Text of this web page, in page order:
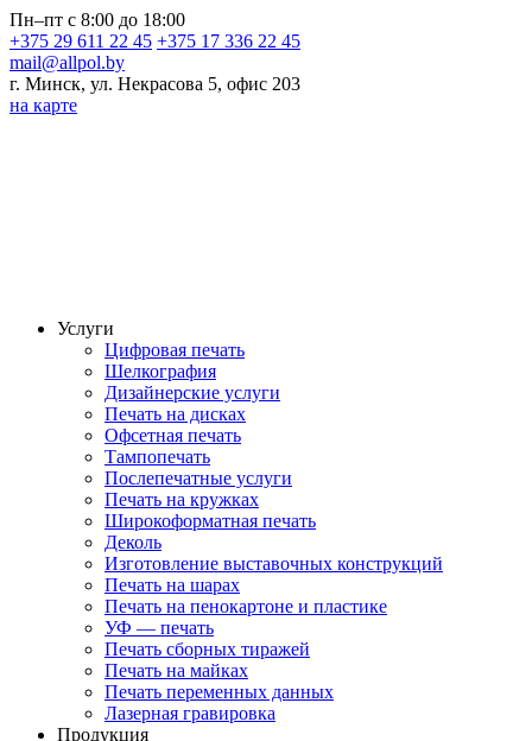
Пн–пт с 8:00 до 18:00
+375 29 611 22 45 +375 17 336 22 45
mail@allpol.by
г. Минск, ул. Некрасова 5, офис 203
на карте
Услуги
Цифровая печать
Шелкография
Дизайнерские услуги
Печать на дисках
Офсетная печать
Тампопечать
Послепечатные услуги
Печать на кружках
Широкоформатная печать
Деколь
Изготовление выставочных конструкций
Печать на шарах
Печать на пенокартоне и пластике
УФ — печать
Печать сборных тиражей
Печать на майках
Печать переменных данных
Лазерная гравировка
Продукция